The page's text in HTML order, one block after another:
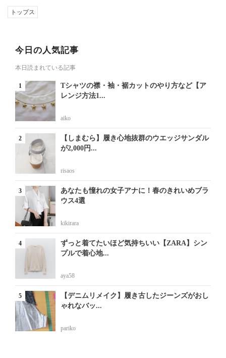
トップス
今日の人気記事
本日読まれている記事
Tシャツの襟・袖・裾カットのやり方など【ア
レンジ方法1...
aiko
【しまむら】履き心地抜群のウエッジサンダル
が2,000円...
risaos
あなたも憧れの女子アナに！春のきれいめブラ
ウス4選
kikirara
ずっと着てたいほど気持ちいい【ZARA】シン
プルで着心地...
aya58
【デニムリメイク】履き古したジーンズがおし
ゃれなバッ...
pariko